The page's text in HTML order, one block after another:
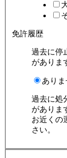
免許履歴
過去に停
がありま
ありま
過去に処
がありま
お近くの
さい。